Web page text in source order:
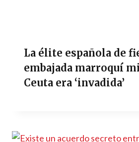
La élite española de
embajada marroquí
Ceuta era ‘invadida’